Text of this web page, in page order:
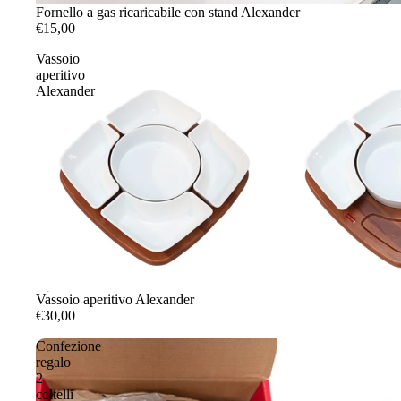
Fornello a gas ricaricabile con stand Alexander
€15,00
Vassoio
aperitivo
Alexander
Vassoio aperitivo Alexander
€30,00
Confezione
regalo
2
coltelli